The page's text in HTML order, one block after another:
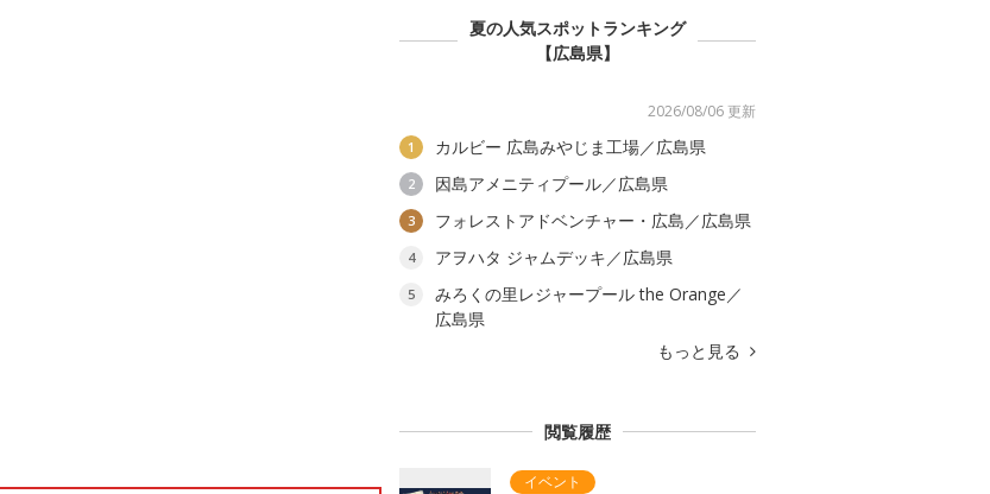
夏の人気スポットランキング
【広島県】
2026/08/06 更新
1 カルビー 広島みやじま工場／広島県
2 因島アメニティプール／広島県
3 フォレストアドベンチャー・広島／広島県
4 アヲハタ ジャムデッキ／広島県
5
みろくの里レジャープール the Orange／
広島県
もっと見る
閲覧履歴